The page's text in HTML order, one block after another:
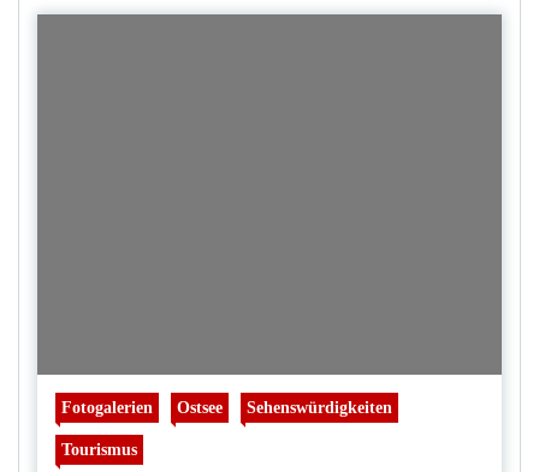
Fotogalerien Ostsee Sehenswürdigkeiten
Tourismus